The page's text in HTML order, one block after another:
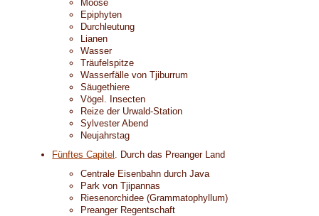
Moose
Epiphyten
Durchleutung
Lianen
Wasser
Träufelspitze
Wasserfälle von Tjiburrum
Säugethiere
Vögel. Insecten
Reize der Urwald-Station
Sylvester Abend
Neujahrstag
Fünftes Capitel . Durch das Preanger Land
Centrale Eisenbahn durch Java
Park von Tjipannas
Riesenorchidee (Grammatophyllum)
Preanger Regentschaft